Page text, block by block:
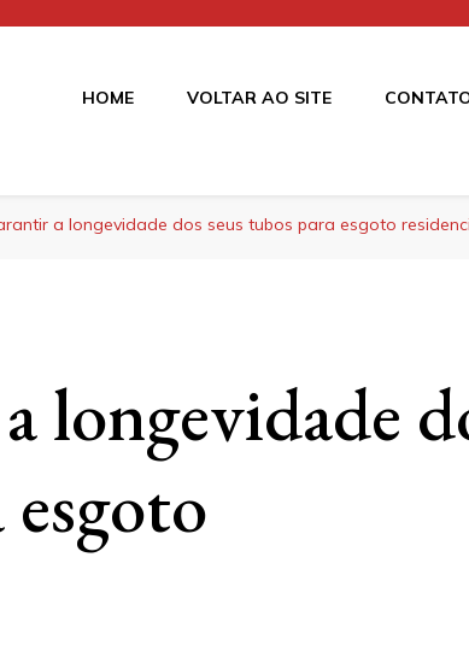
HOME VOLTAR AO SITE
a longevidade dos seus tubos para esgoto
longevidade